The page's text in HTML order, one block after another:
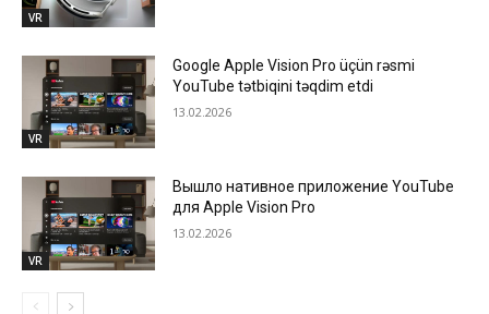
VR
VR
Google Apple Vision Pro üçün rəsmi
YouTube tətbiqini təqdim etdi
13.02.2026
VR
Вышло нативное приложение YouTube
для Apple Vision Pro
13.02.2026